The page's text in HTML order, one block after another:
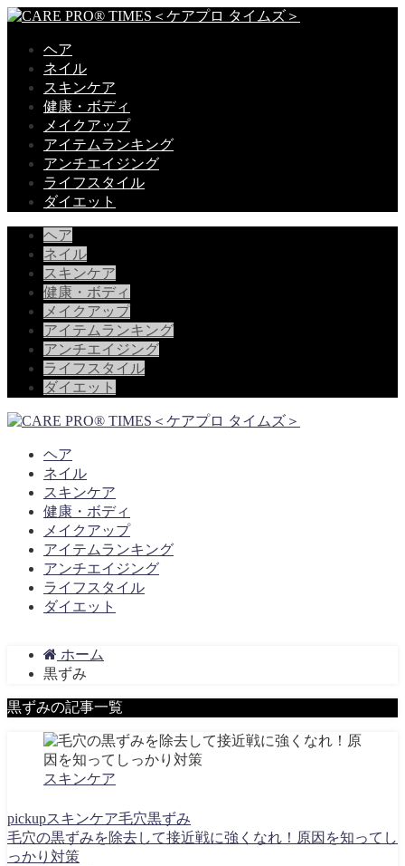
ヘア
ネイル
スキンケア
健康・ボディ
メイクアップ
アイテムランキング
アンチエイジング
ライフスタイル
ダイエット
ヘア
ネイル
スキンケア
健康・ボディ
メイクアップ
アイテムランキング
アンチエイジング
ライフスタイル
ダイエット
ヘア
ネイル
スキンケア
健康・ボディ
メイクアップ
アイテムランキング
アンチエイジング
ライフスタイル
ダイエット
ホーム
黒ずみ
黒ずみの記事一覧
スキンケア
pickupスキンケア毛穴黒ずみ
毛穴の黒ずみを除去して接近戦に強くなれ！原因を知ってし
っかり対策